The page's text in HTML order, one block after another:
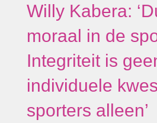
Willy Kabera:
moraal in de
Integriteit is
individuele
sporters alleen’